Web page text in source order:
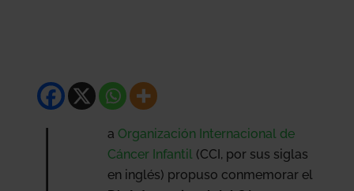
L a Organización Internacional de
Cáncer Infantil (CCI, por sus siglas
en inglés) propuso conmemorar el